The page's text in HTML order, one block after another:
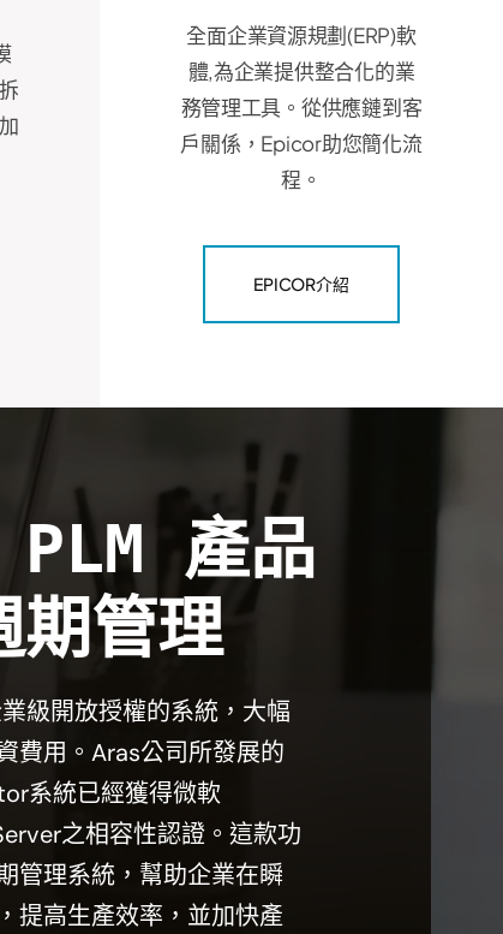
全面企業資源規劃(ERP)軟
體,為企業提供整合化的業
務管理工具。從供應鏈到客
戶關係，Epicor助您簡化流
程。
EPICOR介紹
產品
期管理
級開放授權的系統，大幅
費用。Aras公司所發展的
系統已經獲得微軟
之相容性認證。這款功
管理系統，幫助企業在瞬
提高生產效率，並加快產